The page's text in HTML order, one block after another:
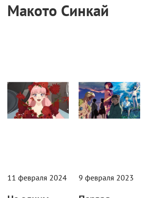
Макото Синкай
11 февраля 2024 9 февраля 2023